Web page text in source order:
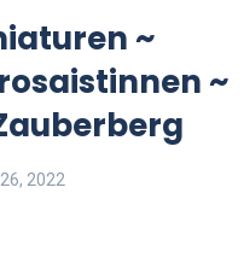
~
~
2022